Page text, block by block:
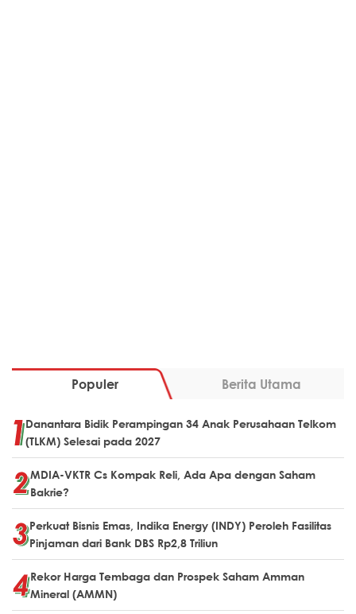
Populer Berita Utama
Danantara Bidik Perampingan 34 Anak Perusahaan Telkom
(TLKM) Selesai pada 2027
MDIA-VKTR Cs Kompak Reli, Ada Apa dengan Saham
Bakrie?
Perkuat Bisnis Emas, Indika Energy (INDY) Peroleh Fasilitas
Pinjaman dari Bank DBS Rp2,8 Triliun
Rekor Harga Tembaga dan Prospek Saham Amman
Mineral (AMMN)